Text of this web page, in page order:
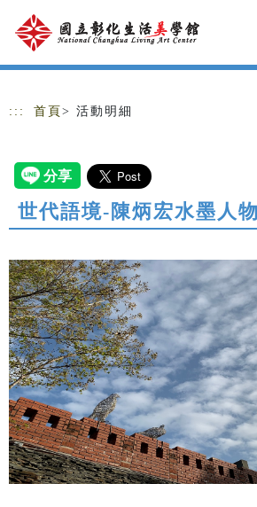
跳到主要內容
網站導覽
::: 首頁 > 活動明細
世代語境-陳炳宏水墨人